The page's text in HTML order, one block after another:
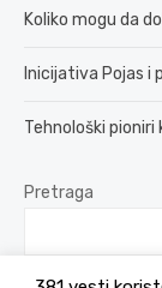
Koliko mogu da
Inicijativa Pojas i
Tehnološki pioniri
Pretraga